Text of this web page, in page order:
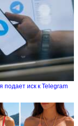
подает иск к Telegram